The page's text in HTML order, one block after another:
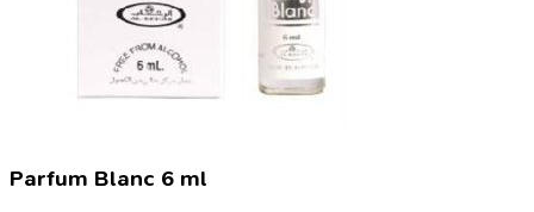
Parfum Blanc 6 ml